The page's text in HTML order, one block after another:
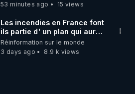
53 minutes ago
15 views
Les incendies en France font
ils partie d' un plan qui aurait
débuté le 11 septembre 2001
?
Réinformation sur le monde
3 days ago
8.9 k views